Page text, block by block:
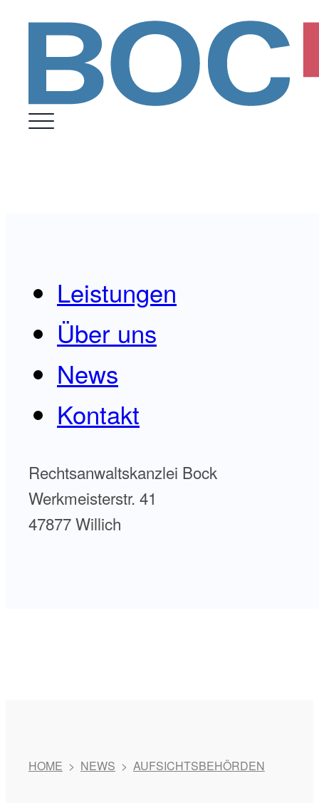
Leistungen
Über uns
News
Kontakt
Rechtsanwaltskanzlei Bock
Werkmeisterstr. 41
47877 Willich
HOME > NEWS > AUFSICHTSBEHÖRDEN